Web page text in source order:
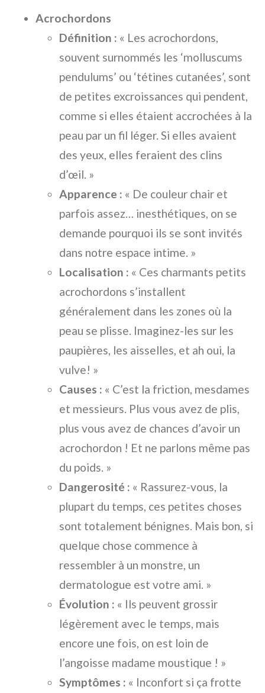
Acrochordons
Définition : « Les acrochordons,
souvent surnommés les ‘molluscums
pendulums’ ou ‘tétines cutanées’, sont
de petites excroissances qui pendent,
comme si elles étaient accrochées à la
peau par un fil léger. Si elles avaient
des yeux, elles feraient des clins
d’œil. »
Apparence : « De couleur chair et
parfois assez… inesthétiques, on se
demande pourquoi ils se sont invités
dans notre espace intime. »
Localisation : « Ces charmants petits
acrochordons s’installent
généralement dans les zones où la
peau se plisse. Imaginez-les sur les
paupières, les aisselles, et ah oui, la
vulve! »
Causes : « C’est la friction, mesdames
et messieurs. Plus vous avez de plis,
plus vous avez de chances d’avoir un
acrochordon ! Et ne parlons même pas
du poids. »
Dangerosité : « Rassurez-vous, la
plupart du temps, ces petites choses
sont totalement bénignes. Mais bon, si
quelque chose commence à
ressembler à un monstre, un
dermatologue est votre ami. »
Évolution : « Ils peuvent grossir
légèrement avec le temps, mais
encore une fois, on est loin de
l’angoisse madame moustique ! »
Symptômes : « Inconfort si ça frotte